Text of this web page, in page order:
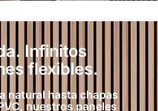
Infinitos
flexibles.
natural hasta chapas
nuestros paneles